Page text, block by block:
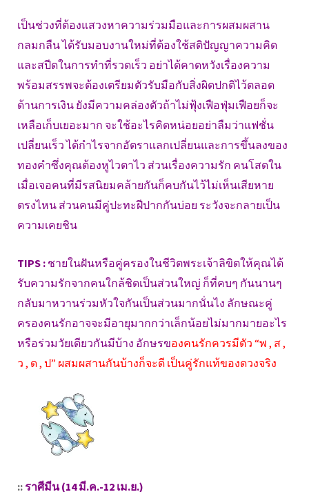
เป็นช่วงที่ต้องแสวงหาความร่วมมือและการผสมผสาน
กลมกลืน ได้รับมอบงานใหม่ที่ต้องใช้สติปัญญาความคิด
และสปีดในการทำที่รวดเร็ว อย่าได้คาดหวังเรื่องความ
พร้อมสรรพจะต้องเตรียมตัวรับมือกับสิ่งผิดปกติไว้ตลอด
ด้านการเงิน ยังมีความคล่องตัวถ้าไม่ฟุ้งเฟือฟุ่มเฟือยก็จะ
เหลือเก็บเยอะมาก จะใช้อะไรคิดหน่อยอย่าลืมว่าแฟชั่น
เปลี่ยนเร็ว ได้กำไรจากอัตราแลกเปลี่ยนและการขึ้นลงของ
ทองคำซึ่งคุณต้องหูไวตาไว ส่วนเรื่องความรัก คนโสดใน
เมื่อเจอคนที่มีรสนิยมคล้ายกันก็คบกันไว้ไม่เห็นเสียหาย
ตรงไหน ส่วนคนมีคู่ปะทะฝีปากกันบ่อย ระวังจะกลายเป็น
ความเคยชิน
TIPS : ชายในฝันหรือคู่ครองในชีวิตพระเจ้าลิขิตให้คุณได้
รับความรักจากคนใกล้ชิดเป็นส่วนใหญ่ ก็ที่คบๆ กันนานๆ
กลับมาหวานร่วมหัวใจกันเป็นส่วนมากนั่นไง ลักษณะคู่
ครองคนรักอาจจะมีอายุมากกว่าเล็กน้อยไม่มากมายอะไร
หรือร่วมวัยเดียวกันมีบ้าง อักษรของคนรักควรมีตัว “พ , ส ,
ว , ด , ป” ผสมผสานกันบ้างก็จะดี เป็นคู่รักแท้ของดวงจริง
::ราศีมีน (14 มี.ค.-12 เม.ย.)